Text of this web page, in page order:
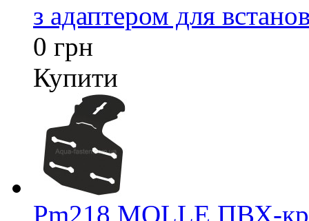
з адаптером для
0 грн
Купити
Pm218 MOLLE ПВХ-